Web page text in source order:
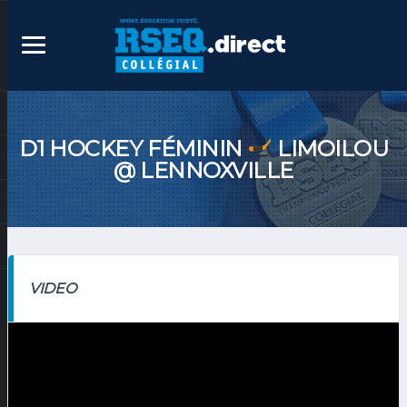
D1 HOCKEY FÉMININ
LIMOILOU
@ LENNOXVILLE
VIDEO